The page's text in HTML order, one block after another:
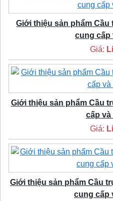
Giới thiệu sản phẩm Cầu
cung cấp
Giá:
Giới thiệu sản phẩm Cầu
cấp và
Giá:
Giới thiệu sản phẩm Cầu
cung cấp